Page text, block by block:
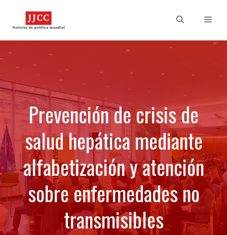
Prevención de crisis de
salud hepática mediante
alfabetización y atención
sobre enfermedades no
transmisibles